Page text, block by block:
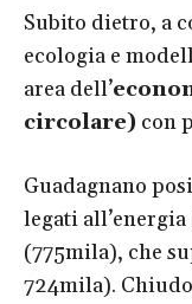
Subito dietro, a
ecologia e
area dell’
circolare) con
Guadagnano
legati
(775mila), che
724mila).